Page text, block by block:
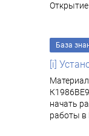
Открытие
База
[i]
начать
работы в